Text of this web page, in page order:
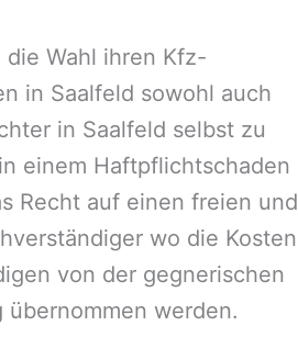
die Wahl ihren Kfz-
in Saalfeld sowohl auch
in Saalfeld selbst zu
einem Haftpflichtschaden
Recht auf einen freien und
wo die Kosten
von der gegnerischen
übernommen werden.